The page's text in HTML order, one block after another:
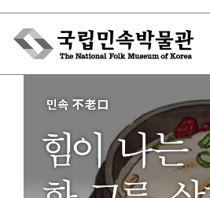
Skip
content
박물관에서는
민속이야기